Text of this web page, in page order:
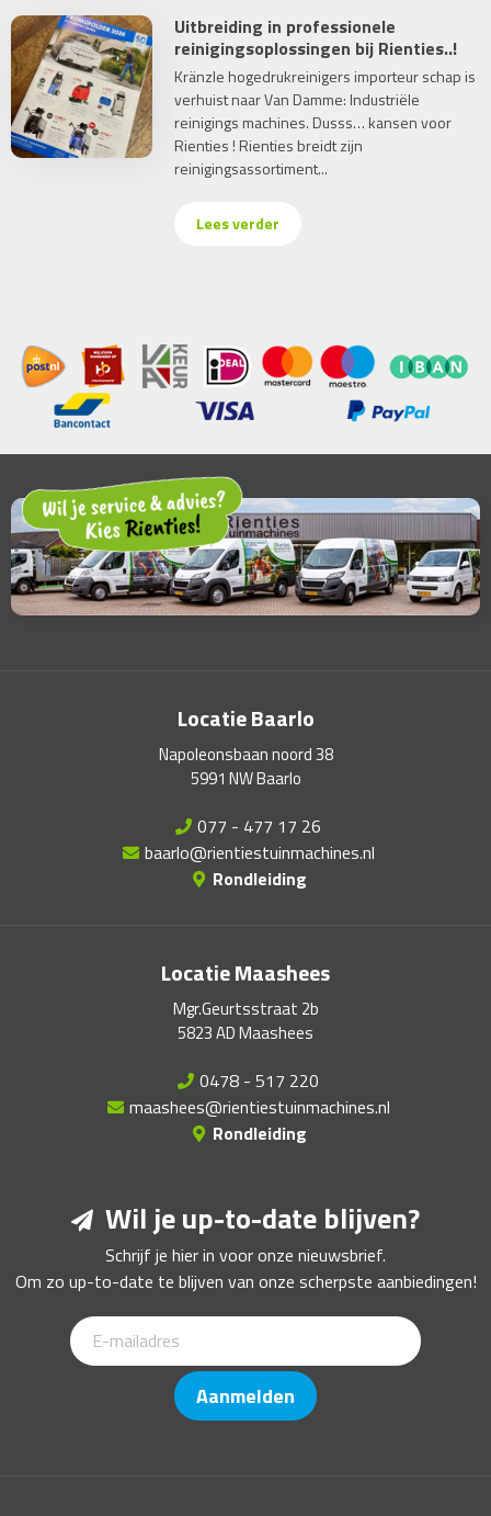
Uitbreiding in professionele
reinigingsoplossingen bij Rienties..!
Kränzle hogedrukreinigers importeur schap is
verhuist naar Van Damme: Industriële
reinigings machines. Dusss… kansen voor
Rienties ! Rienties breidt zijn
reinigingsassortiment...
Lees verder
Locatie Baarlo
Napoleonsbaan noord 38
5991 NW Baarlo
077 - 477 17 26
baarlo@rientiestuinmachines.nl
Rondleiding
Locatie Maashees
Mgr.Geurtsstraat 2b
5823 AD Maashees
0478 - 517 220
maashees@rientiestuinmachines.nl
Rondleiding
Wil je up-to-date blijven?
Schrijf je hier in voor onze nieuwsbrief.
Om zo up-to-date te blijven van onze scherpste aanbiedingen!
Aanmelden